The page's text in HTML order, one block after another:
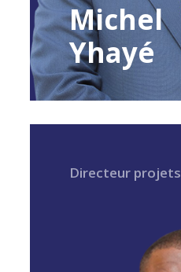
Michel
Yhayé
Directeur projets